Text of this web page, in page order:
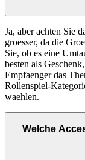
Ja, aber achten Sie
groesser, da die
Sie, ob es eine
besten als
Empfaenger das
Rollenspiel-
waehlen.
Welche